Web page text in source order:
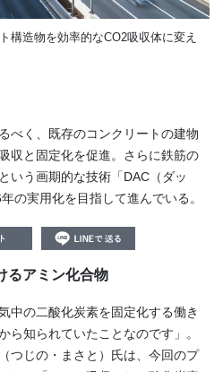
構造物を効率的なCO2吸収体に変え
べく、既存のコンクリートの建物
収と固定化を促進。さらに鉄筋の
いう画期的な技術「DAC（ダッ
の実用化を目指して進んでいる。
るアミン化合物
中の二酸化炭素を固定化する働き
ら知られていたことなのです」。
つじの・まさと）氏は、今回のプ